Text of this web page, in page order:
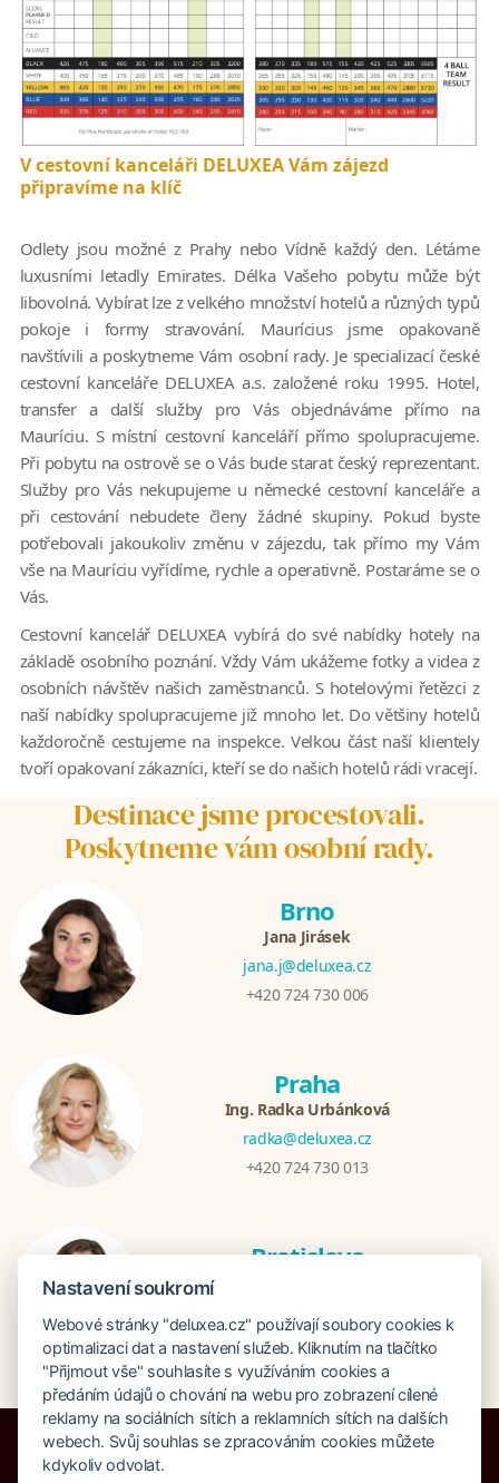
V cestovní kanceláři DELUXEA Vám zájezd
připravíme na klíč
Odlety jsou možné z Prahy nebo Vídně každý den. Létáme
luxusními letadly Emirates. Délka Vašeho pobytu může být
libovolná. Vybírat lze z velkého množství hotelů a různých typů
pokoje i formy stravování. Maurícius jsme opakovaně
navštívili a poskytneme Vám osobní rady. Je specializací české
cestovní kanceláře DELUXEA a.s. založené roku 1995. Hotel,
transfer a další služby pro Vás objednáváme přímo na
Mauríciu. S místní cestovní kanceláří přímo spolupracujeme.
Při pobytu na ostrově se o Vás bude starat český reprezentant.
Služby pro Vás nekupujeme u německé cestovní kanceláře a
při cestování nebudete členy žádné skupiny. Pokud byste
potřebovali jakoukoliv změnu v zájezdu, tak přímo my Vám
vše na Mauríciu vyřídíme, rychle a operativně. Postaráme se o
Vás.
Cestovní kancelář DELUXEA vybírá do své nabídky hotely na
základě osobního poznání. Vždy Vám ukážeme fotky a videa z
osobních návštěv našich zaměstnanců. S hotelovými řetězci z
naší nabídky spolupracujeme již mnoho let. Do většiny hotelů
každoročně cestujeme na inspekce. Velkou část naší klientely
tvoří opakovaní zákazníci, kteří se do našich hotelů rádi vracejí.
Destinace jsme procestovali.
Poskytneme vám osobní rady.
Brno
Jana Jirásek
jana.j@deluxea.cz
+420 724 730 006
Praha
Ing. Radka Urbánková
radka@deluxea.cz
+420 724 730 013
Bratislava
+421 948 759 074
Nastavení soukromí
Webové stránky "deluxea.cz" používají soubory cookies k
optimalizaci dat a nastavení služeb. Kliknutím na tlačítko
"Přijmout vše" souhlasíte s využíváním cookies a
předáním údajů o chování na webu pro zobrazení cílené
reklamy na sociálních sítích a reklamních sítích na dalších
webech. Svůj souhlas se zpracováním cookies můžete
kdykoliv odvolat.